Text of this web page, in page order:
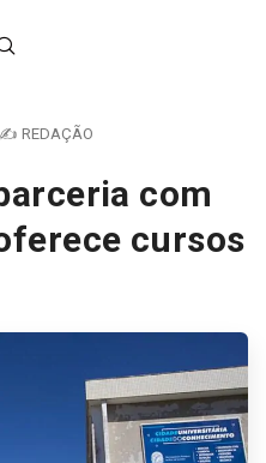
✍ REDAÇÃO
com
cursos